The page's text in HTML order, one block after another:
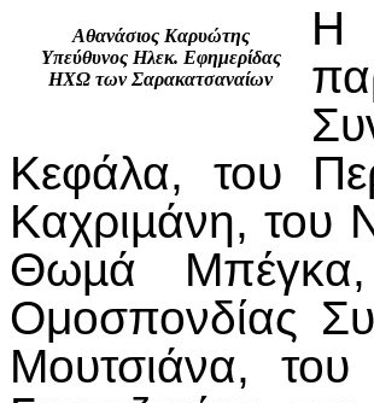
Αθανάσιος Καρυώτης
Υπεύθυνος Ηλεκ. Εφημερίδας
ΗΧΩ των Σαρακατσαναίων
Η
Κεφάλα, του
Καχριµάνη, του
Θωµά Μπέγκα,
Ομοσπονδίας
Μουτσιάνα, του